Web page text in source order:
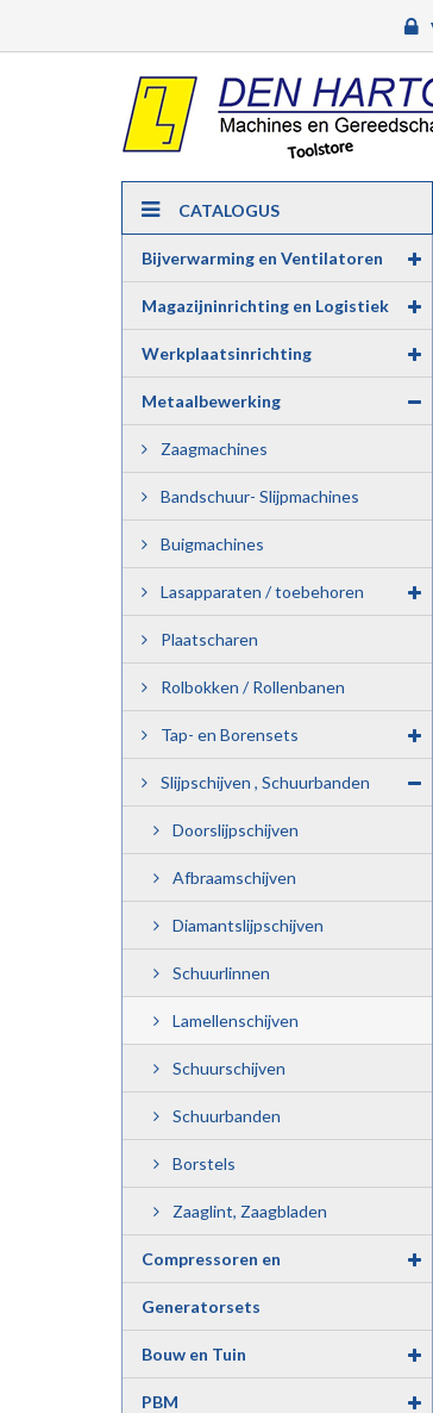
CATALOGUS
Bijverwarming en Ventilatoren
Magazijninrichting en Logistiek
Werkplaatsinrichting
Metaalbewerking
Zaagmachines
Bandschuur- Slijpmachines
Buigmachines
Lasapparaten / toebehoren
Plaatscharen
Rolbokken / Rollenbanen
Tap- en Borensets
Slijpschijven , Schuurbanden
Doorslijpschijven
Afbraamschijven
Diamantslijpschijven
Schuurlinnen
Lamellenschijven
Schuurschijven
Schuurbanden
Borstels
Zaaglint, Zaagbladen
Compressoren en
Luchtgereedschap
Generatorsets
Bouw en Tuin
PBM